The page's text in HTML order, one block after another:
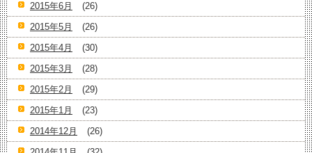
2015年6月
(26)
2015年5月
(26)
2015年4月
(30)
2015年3月
(28)
2015年2月
(29)
2015年1月
(23)
2014年12月
(26)